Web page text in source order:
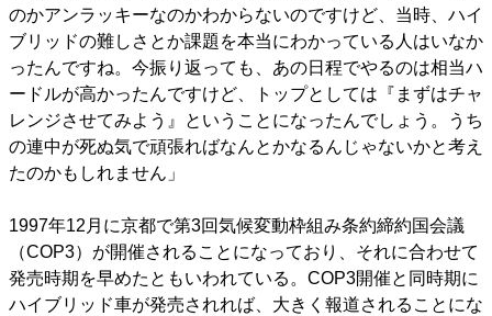
のかアンラッキーなのかわからないのですけど、当時、ハイ
ブリッドの難しさとか課題を本当にわかっている人はいなか
ったんですね。今振り返っても、あの日程でやるのは相当ハ
ードルが高かったんですけど、トップとしては『まずはチャ
レンジさせてみよう』ということになったんでしょう。うち
の連中が死ぬ気で頑張ればなんとかなるんじゃないかと考え
たのかもしれません」
1997年12月に京都で第3回気候変動枠組み条約締約国会議
（COP3）が開催されることになっており、それに合わせて
発売時期を早めたともいわれている。COP3開催と同時期に
ハイブリッド車が発売されれば、大きく報道されることにな